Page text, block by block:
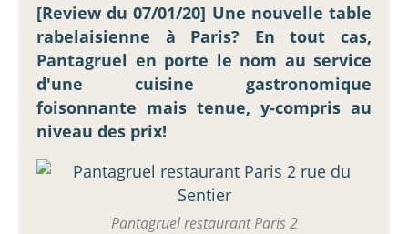
[Review du 07/01/20] Une nouvelle table
rabelaisienne à Paris? En tout cas,
Pantagruel en porte le nom au service
d'une cuisine gastronomique
foisonnante mais tenue, y-compris au
niveau des prix!
Pantagruel restaurant Paris 2